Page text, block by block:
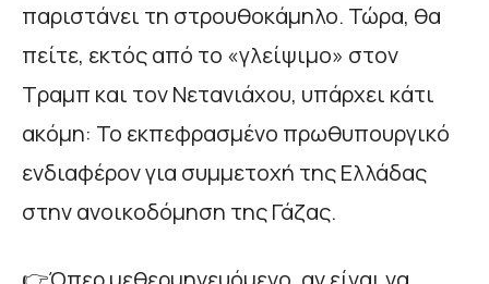
παριστάνει τη στρουθοκάμηλο. Τώρα, θα
πείτε, εκτός από το «γλείψιμο» στον
Τραμπ και τον Νετανιάχου, υπάρχει κάτι
ακόμη: Το εκπεφρασμένο πρωθυπουργικό
ενδιαφέρον για συμμετοχή της Ελλάδας
στην ανοικοδόμηση της Γάζας.